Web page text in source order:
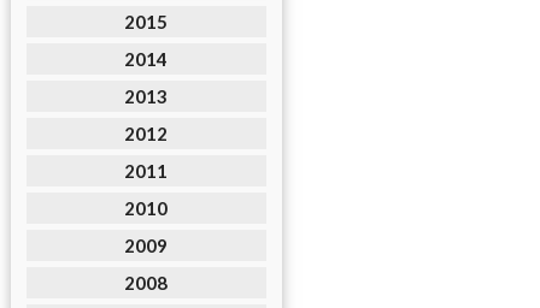
2015
2014
2013
2012
2011
2010
2009
2008